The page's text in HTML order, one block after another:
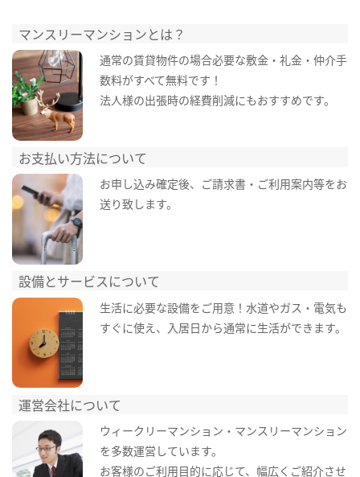
マンスリーマンションとは？
通常の賃貸物件の場合必要な敷金・礼金・仲介手
数料がすべて無料です！
法人様の出張時の経費削減にもおすすめです。
お支払い方法について
お申し込み確定後、ご請求書・ご利用案内等をお
送り致します。
設備とサービスについて
生活に必要な設備をご用意！水道やガス・電気も
すぐに使え、入居日から通常に生活ができます。
運営会社について
ウィークリーマンション・マンスリーマンション
を多数運営しています。
お客様のご利用目的に応じて、幅広くご紹介させ